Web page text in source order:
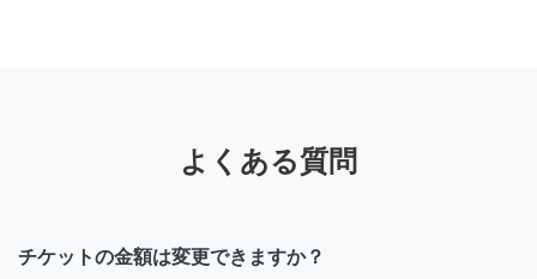
よくある質問
チケットの金額は変更できますか？